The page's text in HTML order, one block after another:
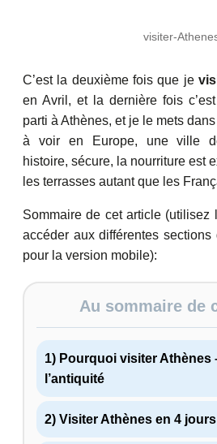
visiter-
C’est la deuxième fois que je
en Avril, et la dernière fois
parti à Athènes, et je le mets
à voir en Europe, une ville
histoire, sécure, la nourriture est
les terrasses autant que les
Sommaire de cet article (utilisez
accéder aux différentes sections
pour la version mobile):
Au sommaire de
1) Pourquoi visiter Athènes
l’antiquité
2) Visiter Athènes en 4 jours